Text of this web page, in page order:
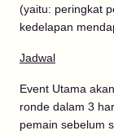
(yaitu: peringkat
kedelapan
Jadwal
Event Utama
ronde dalam 3
pemain sebelum